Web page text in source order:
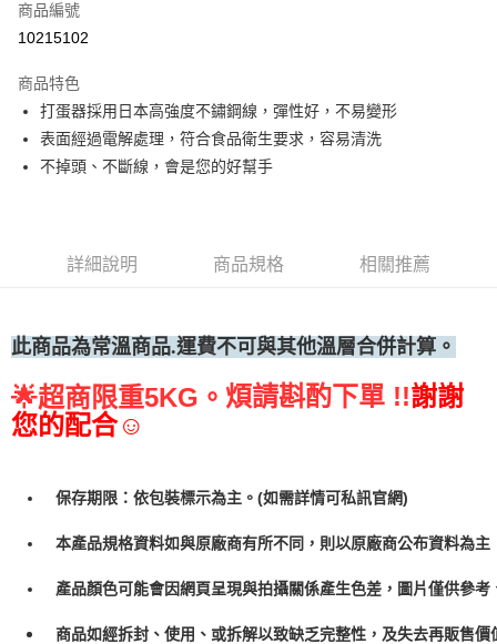
• 付款後全家取貨
• 付款後7-11取貨
每筆NT$60，滿NT$699(含以上)免運費
(請點開選項勾選)
商品編號
10215102
商品特色
打蛋器採用日本高強度不鏽鋼線，彈性好，不易變形
表面經過電解處理，符合食品衛生要求，容易清洗
不掉頭、不斷線，會是您的好幫手
詳細說明 商品規格 相關推薦
此商品為常溫商品.運費不可與其他溫層合併計算。
🌟超商限重5KG。 煩請斟酌下單 !!謝謝
您的配合☺
保存期限：依包裝標示為主。(如需詳情可私訊官網)
本產品規格資料如與原廠商有所不同，則以原廠商公布資料為主
產品顏色可能會因網頁呈現與拍攝關係產生色差，圖片僅供參
商品如經拆封、使用、或拆解以致缺乏完整性，及失去再販售